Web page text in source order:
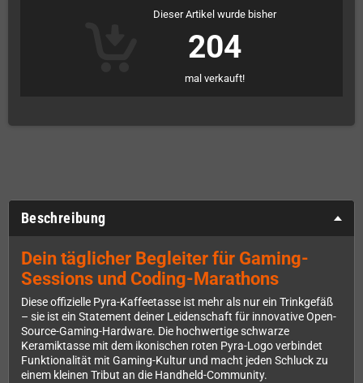
Dieser Artikel wurde bisher
204
mal verkauft!
Beschreibung
Dein täglicher Begleiter für Gaming-
Sessions und Coding-Marathons
Diese offizielle Pyra-Kaffeetasse ist mehr als nur ein Trinkgefäß
– sie ist ein Statement deiner Leidenschaft für innovative Open-
Source-Gaming-Hardware. Die hochwertige schwarze
Keramiktasse mit dem ikonischen roten Pyra-Logo verbindet
Funktionalität mit Gaming-Kultur und macht jeden Schluck zu
einem kleinen Tribut an die Handheld-Community.